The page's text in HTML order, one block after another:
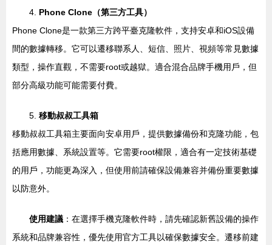
4. Phone Clone（第三方工具）
Phone Clone是一款第三方跨平臺克隆軟件，支持安卓和iOS設備
間的數據轉移。它可以遷移聯系人、短信、照片、視頻等常見數據
類型，操作直觀，不需要root或越獄。適合混合品牌手機用戶，但
部分高級功能可能需要付費。
5. 移動叔叔工具箱
移動叔叔工具箱主要面向安卓用戶，提供數據備份和克隆功能，包
括應用數據、系統設置等。它需要root權限，適合有一定技術基礎
的用戶，功能更為深入，但使用前請確保設備兼容并備份重要數據
以防意外。
使用建議 ：在選擇手機克隆軟件時，請先確認新舊設備的操作
系統和品牌兼容性，優先使用官方工具以確保數據安全。遷移前建